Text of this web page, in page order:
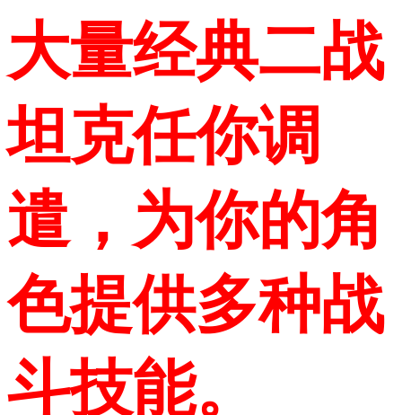
大量经典二战
坦克任你调
遣，为你的角
色提供多种战
斗技能。